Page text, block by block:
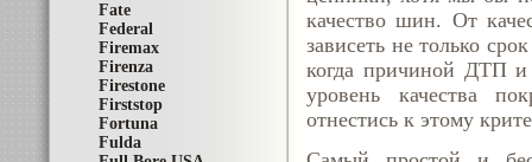
Fate
Federal
Firemax
Firenza
Firestone
Firststop
Fortuna
Fulda
качество шин. От
зависеть не только
когда причиной ДТП и
уровень качества
отнестись к этому